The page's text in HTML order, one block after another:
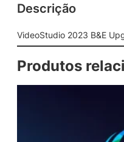
Descrição
VideoStudio 2023 B&E
Produtos